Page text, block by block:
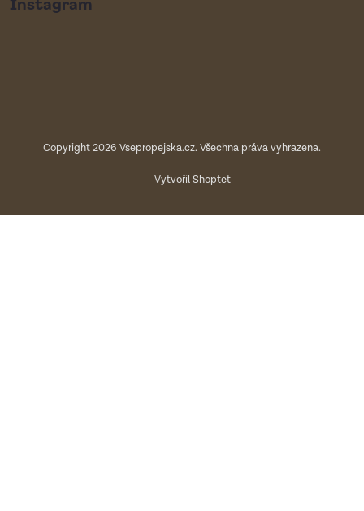
Vytvořil Shoptet
Copyright 2026 Vsepropejska.cz. Všechna práva vyhrazena.